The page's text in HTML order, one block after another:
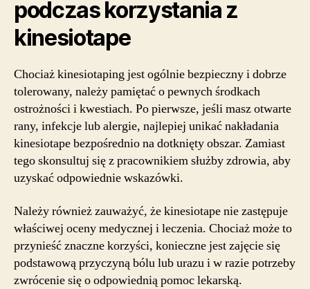
podczas korzystania z
kinesiotape
Chociaż kinesiotaping jest ogólnie bezpieczny i dobrze
tolerowany, należy pamiętać o pewnych środkach
ostrożności i kwestiach. Po pierwsze, jeśli masz otwarte
rany, infekcje lub alergie, najlepiej unikać nakładania
kinesiotape bezpośrednio na dotknięty obszar. Zamiast
tego skonsultuj się z pracownikiem służby zdrowia, aby
uzyskać odpowiednie wskazówki.
Należy również zauważyć, że kinesiotape nie zastępuje
właściwej oceny medycznej i leczenia. Chociaż może to
przynieść znaczne korzyści, konieczne jest zajęcie się
podstawową przyczyną bólu lub urazu i w razie potrzeby
zwrócenie się o odpowiednią pomoc lekarską.